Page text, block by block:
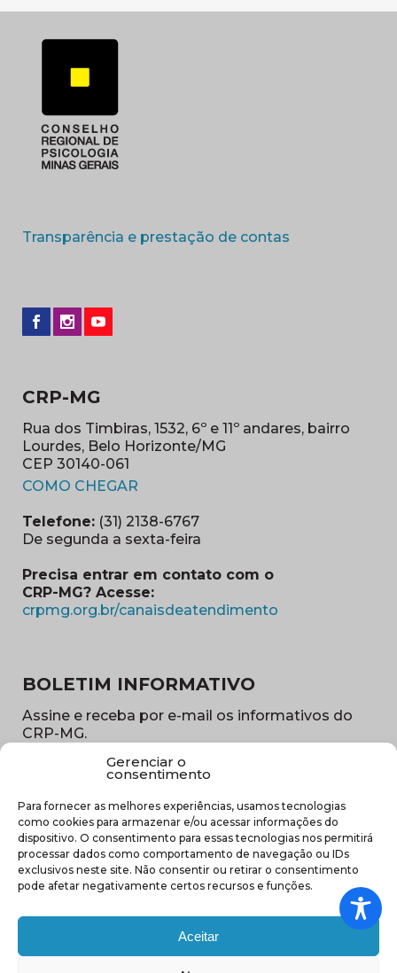
Gerenciar o
consentimento
Para fornecer as melhores experiências, usamos tecnologias
como cookies para armazenar e/ou acessar informações do
dispositivo. O consentimento para essas tecnologias nos permitirá
processar dados como comportamento de navegação ou IDs
exclusivos neste site. Não consentir ou retirar o consentimento
pode afetar negativamente certos recursos e funções.
Aceitar
Transparência e prestação de contas
CRP-MG
Rua dos Timbiras, 1532, 6º e 11º andares, bairro
Lourdes, Belo Horizonte/MG
CEP 30140-061
COMO CHEGAR
Telefone: (31) 2138-6767
De segunda a sexta-feira
Precisa entrar em contato com o
CRP-MG? Acesse:
crpmg.org.br/canaisdeatendimento
BOLETIM INFORMATIVO
Assine e receba por e-mail os informativos do
CRP-MG.
E-
mail
(obrigatório)
Sub
região